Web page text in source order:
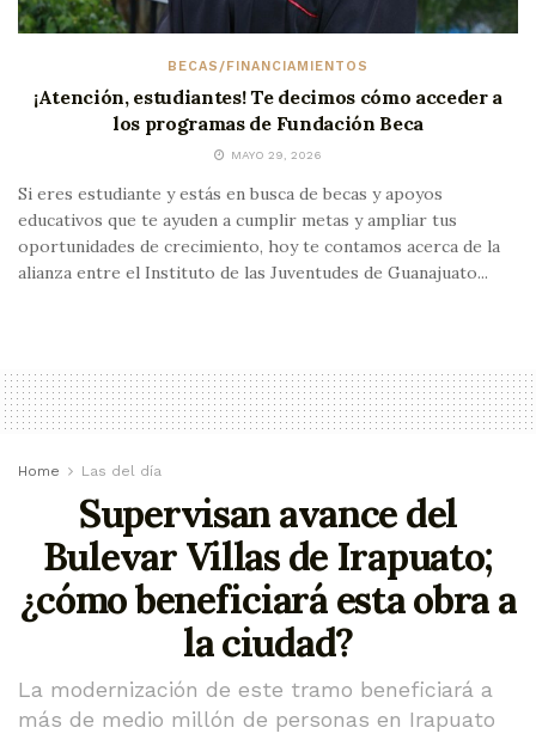
BECAS/FINANCIAMIENTOS
¡Atención, estudiantes! Te decimos cómo acceder a
los programas de Fundación Beca
MAYO 29, 2026
Si eres estudiante y estás en busca de becas y apoyos
educativos que te ayuden a cumplir metas y ampliar tus
oportunidades de crecimiento, hoy te contamos acerca de la
alianza entre el Instituto de las Juventudes de Guanajuato...
Home Las del día
Supervisan avance del
Bulevar Villas de Irapuato;
¿cómo beneficiará esta obra a
la ciudad?
La modernización de este tramo beneficiará a
más de medio millón de personas en Irapuato